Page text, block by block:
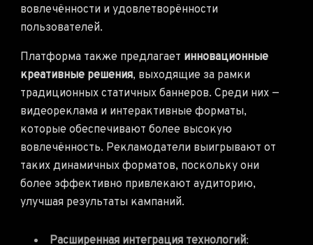
вовлечённости и удовлетворённости
пользователей.
Платформа также предлагает инновационные
креативные решения, выходящие за рамки
традиционных статичных баннеров. Среди них —
видеореклама и интерактивные форматы,
которые обеспечивают более высокую
вовлечённость. Рекламодатели выигрывают от
таких динамичных форматов, поскольку они
более эффективно привлекают аудиторию,
улучшая результаты кампаний.
Расширенная интеграция технологий: